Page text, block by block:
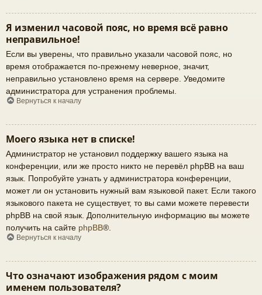
Я изменил часовой пояс, но время всё равно
неправильное!
Если вы уверены, что правильно указали часовой пояс, но
время отображается по-прежнему неверное, значит,
неправильно установлено время на сервере. Уведомите
администратора для устранения проблемы.
Вернуться к началу
Моего языка нет в списке!
Администратор не установил поддержку вашего языка на
конференции, или же просто никто не перевёл phpBB на ваш
язык. Попробуйте узнать у администратора конференции,
может ли он установить нужный вам языковой пакет. Если такого
языкового пакета не существует, то вы сами можете перевести
phpBB на свой язык. Дополнительную информацию вы можете
получить на сайте phpBB®.
Вернуться к началу
Что означают изображения рядом с моим
именем пользователя?